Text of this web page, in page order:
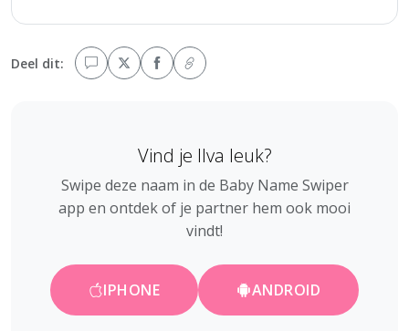
Deel dit:
Vind je Ilva leuk?
Swipe deze naam in de Baby Name Swiper
app en ontdek of je partner hem ook mooi
vindt!
IPHONE ANDROID